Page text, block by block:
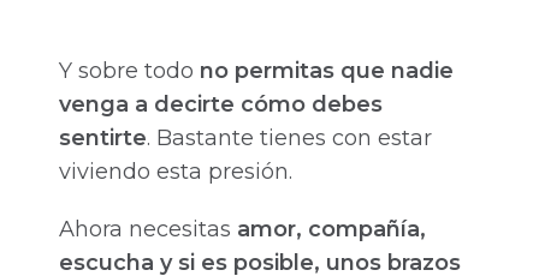
Y sobre todo no permitas que nadie
venga a decirte cómo debes
sentirte. Bastante tienes con estar
viviendo esta presión.
Ahora necesitas amor, compañía,
escucha y si es posible, unos brazos